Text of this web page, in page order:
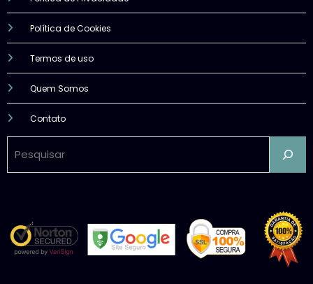
Política de Cookies
Termos de uso
Quem Somos
Contato